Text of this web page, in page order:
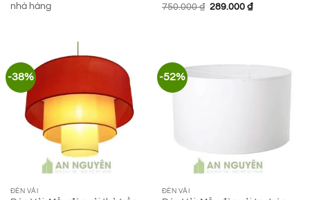
nhà hàng
750.000₫ Giá
289.000 ₫Giá
-38%
ĐÈN VẢI
-52%
ĐÈN VẢI